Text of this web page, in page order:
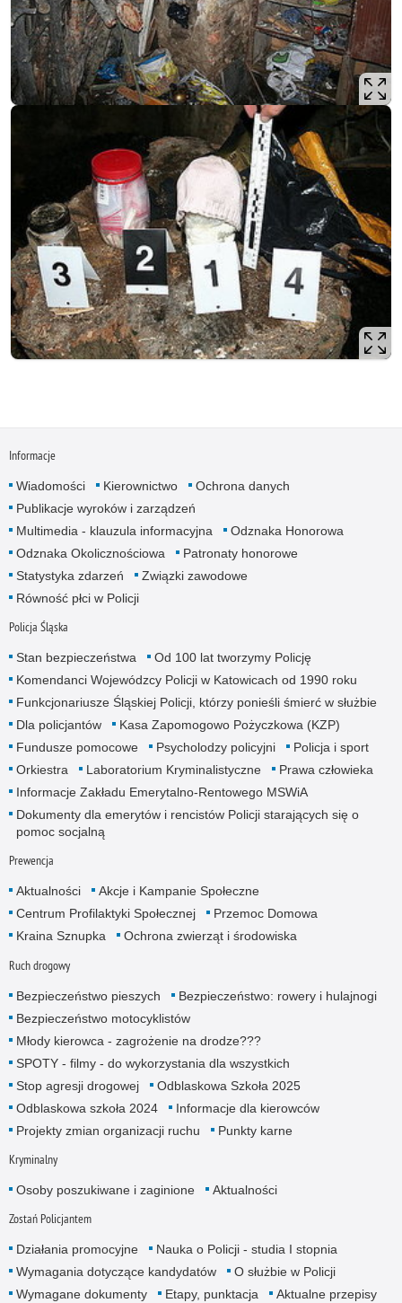
Informacje
Wiadomości Kierownictwo
Ochrona danych
Publikacje wyroków i zarządzeń
Multimedia - klauzula informacyjna
Odznaka Honorowa
Odznaka Okolicznościowa
Patronaty honorowe
Statystyka zdarzeń
Związki zawodowe
Równość płci w Policji
Policja Śląska
Stan bezpieczeństwa
Od 100 lat tworzymy Policję
Komendanci Wojewódzcy Policji w Katowicach od 1990 roku
Funkcjonariusze Śląskiej Policji, którzy ponieśli śmierć w służbie
Dla policjantów
Kasa Zapomogowo Pożyczkowa (KZP)
Fundusze pomocowe
Psycholodzy policyjni
Policja i sport
Orkiestra
Laboratorium Kryminalistyczne
Prawa człowieka
Informacje Zakładu Emerytalno-Rentowego MSWiA
Dokumenty dla emerytów i rencistów Policji starających się o
pomoc socjalną
Prewencja
Aktualności
Akcje i Kampanie Społeczne
Centrum Profilaktyki Społecznej
Przemoc Domowa
Kraina Sznupka
Ochrona zwierząt i środowiska
Ruch drogowy
Bezpieczeństwo pieszych
Bezpieczeństwo: rowery i hulajnogi
Bezpieczeństwo motocyklistów
Młody kierowca - zagrożenie na drodze???
SPOTY - filmy - do wykorzystania dla wszystkich
Stop agresji drogowej
Odblaskowa Szkoła 2025
Odblaskowa szkoła 2024
Informacje dla kierowców
Projekty zmian organizacji ruchu
Punkty karne
Kryminalny
Osoby poszukiwane i zaginione Aktualności
Zostań Policjantem
Działania promocyjne
Nauka o Policji - studia I stopnia
Wymagania dotyczące kandydatów
O służbie w Policji
Wymagane dokumenty
Etapy, punktacja
Aktualne przepisy